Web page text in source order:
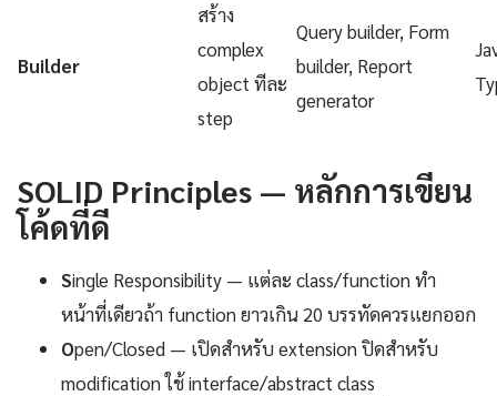
Builder
สร้าง
complex
object ทีละ
step
Query builder, Form
builder, Report
generator
SOLID Principles — หลักการเขียน
โค้ดที่ดี
Single Responsibility — แต่ละ class/function ทำ
หน้าที่เดียวถ้า function ยาวเกิน 20 บรรทัดควรแยกออก
Open/Closed — เปิดสำหรับ extension ปิดสำหรับ
modification ใช้ interface/abstract class